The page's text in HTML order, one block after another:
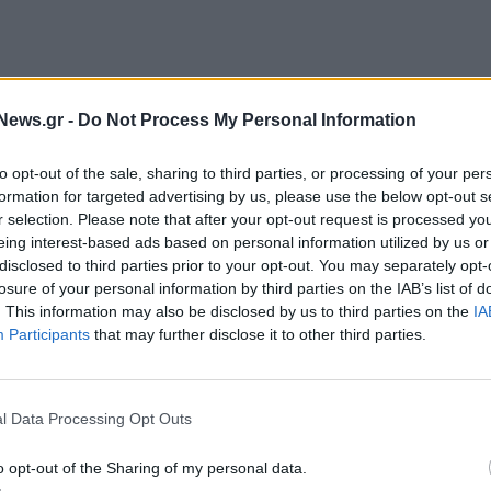
- Do Not Process My Personal Information
opt-out of the sale, sharing to third parties, or processing of your
for targeted advertising by us, please use the below opt-out
selection. Please note that after your opt-out request is processed
interest-based ads based on personal information utilized by us
to third parties prior to your opt-out. You may separately
of your personal information by third parties on the IAB’s list of
This information may also be disclosed by us to third parties on the
Participants that may further disclose it to other third parties.
Data Processing Opt Outs
opt-out of the Sharing of my personal data.
Οικονομικών συμφώνησαν ότι πρέπει να
στις πληθωριστικές πιέσεις. «Αυτή η
εθνικούς προϋπολογισμούς για το επόμενο
στο πλαίσιο υποβολής των σχεδίων των
Τόνισε, επίσης, ότι οι υπουργοί
της κατανάλωσης ενέργειας, η οποία είναι
και τη μείωση της εξάρτησης από τα
επίσης στη δήλωσή του, ότι είναι σημαντική η
στη διαφοροποίηση των πηγών ενέργειας και